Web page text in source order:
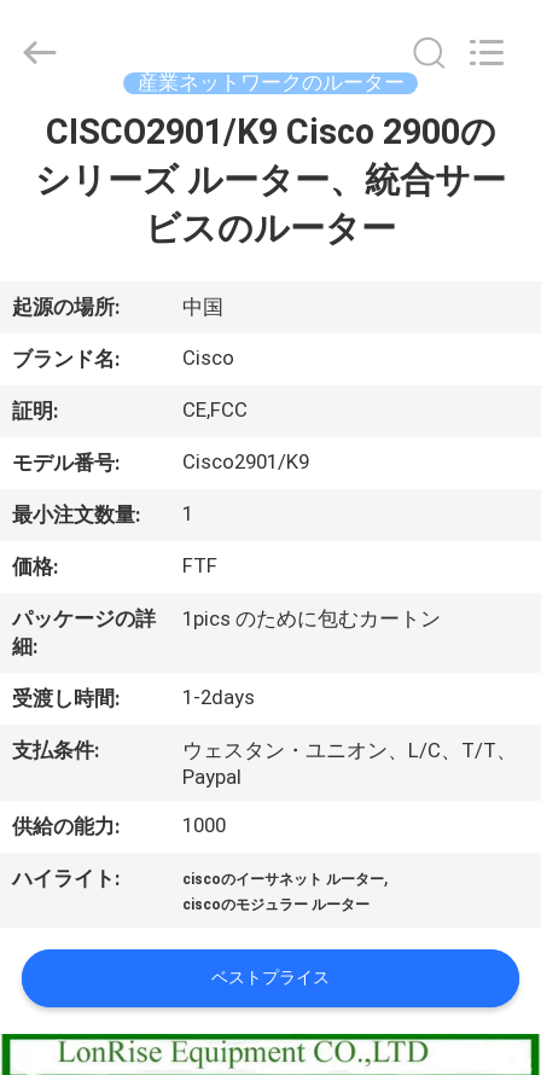
品
ビ
デ
オ
わ
た
ち
に
つ
て
工
LonRise
Equipment
産業ネットワークのルーター
CISCO2901/K9 Cisco 2900の
シリーズ ルーター、統合サー
ビスのルーター
起源の場所: 中国
ブランド名: Cisco
証明: CE,FCC
モデル番号: Cisco2901/K9
最小注文数量: 1
価格: FTF
パッケージの詳
細:
1pics のために包むカートン
受渡し時間: 1-2days
支払条件:
ウェスタン・ユニオン、L/C、T/T、
Paypal
供給の能力: 1000
ハイライト: ciscoのイーサネット ルーター,
ciscoのモジュラー ルーター
ベストプライス